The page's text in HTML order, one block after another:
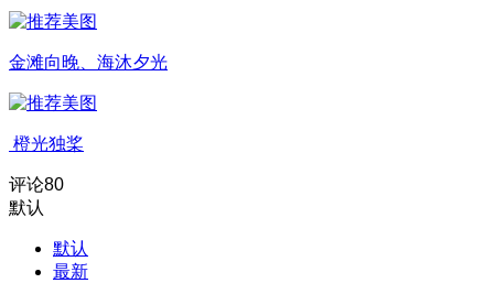
金滩向晚、海沐夕光
橙光独桨
评论80
默认
默认
最新